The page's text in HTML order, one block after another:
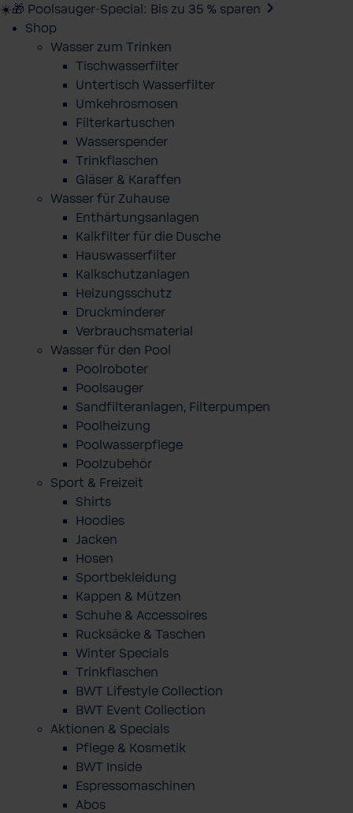
☀️🎁 Poolsauger-Special: Bis zu 35 % sparen
Shop
Wasser zum Trinken
Tischwasserfilter
Untertisch Wasserfilter
Umkehrosmosen
Filterkartuschen
Wasserspender
Trinkflaschen
Gläser & Karaffen
Wasser für Zuhause
Enthärtungsanlagen
Kalkfilter für die Dusche
Hauswasserfilter
Kalkschutzanlagen
Heizungsschutz
Druckminderer
Verbrauchsmaterial
Wasser für den Pool
Poolroboter
Poolsauger
Sandfilteranlagen, Filterpumpen
Poolheizung
Poolwasserpflege
Poolzubehör
Sport & Freizeit
Shirts
Hoodies
Jacken
Hosen
Sportbekleidung
Kappen & Mützen
Schuhe & Accessoires
Rucksäcke & Taschen
Winter Specials
Trinkflaschen
BWT Lifestyle Collection
BWT Event Collection
Aktionen & Specials
Pflege & Kosmetik
BWT Inside
Espressomaschinen
Abos